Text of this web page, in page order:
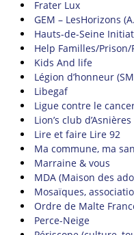
Frater Lux
GEM – LesHorizons
Hauts-de-Seine
Help Familles/
Kids And life
Légion d’honneur
Libegaf
Ligue contre le
Lion’s club
Lire et faire Lire 92
Ma commune, ma
Marraine & vous
MDA (Maison des
Mosaïques,
Ordre de Malte
Perce-Neige